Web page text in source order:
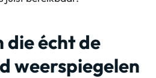
écht de
weerspiegelen